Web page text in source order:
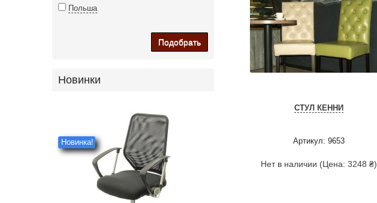
Польша
Подобрать
Новинки
Новинка!
СТУЛ КЕННИ
Артикул: 9653
Нет в наличии (Цена: 3248 ₴)